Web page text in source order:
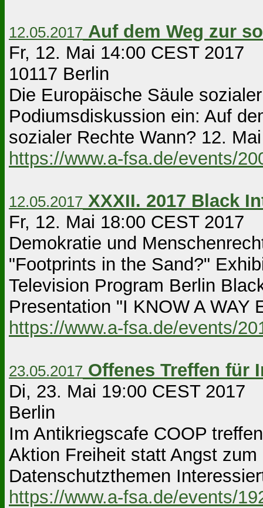
12.05.2017 Auf dem Weg zur
Fr, 12. Mai 14:00 CEST 2017
10117 Berlin
Die Europäische Säule
Podiumsdiskussion ein: Auf
sozialer Rechte Wann? 12.
https://www.a-fsa.de/events/
12.05.2017 XXXII. 2017 Black
Fr, 12. Mai 18:00 CEST 2017
Demokratie und
"Footprints in the Sand?"
Television Program Berlin
Presentation "I KNOW A WAY
https://www.a-fsa.de/events/
23.05.2017 Offenes Treffen für
Di, 23. Mai 19:00 CEST 2017
Berlin
Im Antikriegscafe COOP
Aktion Freiheit statt Angst
Datenschutzthemen
https://www.a-fsa.de/events/